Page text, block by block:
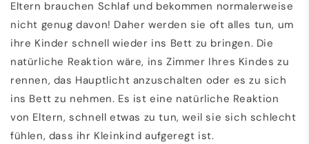
Eltern brauchen Schlaf und bekommen normalerweise
nicht genug davon! Daher werden sie oft alles tun, um
ihre Kinder schnell wieder ins Bett zu bringen. Die
natürliche Reaktion wäre, ins Zimmer Ihres Kindes zu
rennen, das Hauptlicht anzuschalten oder es zu sich
ins Bett zu nehmen. Es ist eine natürliche Reaktion
von Eltern, schnell etwas zu tun, weil sie sich schlecht
fühlen, dass ihr Kleinkind aufgeregt ist.